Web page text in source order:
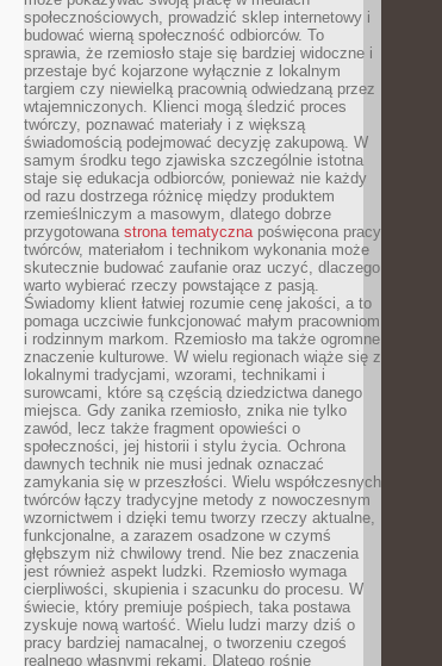
społecznościowych, prowadzić sklep internetowy i
budować wierną społeczność odbiorców. To
sprawia, że rzemiosło staje się bardziej widoczne i
przestaje być kojarzone wyłącznie z lokalnym
targiem czy niewielką pracownią odwiedzaną przez
wtajemniczonych. Klienci mogą śledzić proces
twórczy, poznawać materiały i z większą
świadomością podejmować decyzję zakupową. W
samym środku tego zjawiska szczególnie istotna
staje się edukacja odbiorców, ponieważ nie każdy
od razu dostrzega różnicę między produktem
rzemieślniczym a masowym, dlatego dobrze
przygotowana strona tematycznapoświęcona pracy
twórców, materiałom i technikom wykonania może
skutecznie budować zaufanie oraz uczyć, dlaczego
warto wybierać rzeczy powstające z pasją.
Świadomy klient łatwiej rozumie cenę jakości, a to
pomaga uczciwie funkcjonować małym pracowniom
i rodzinnym markom. Rzemiosło ma także ogromne
znaczenie kulturowe. W wielu regionach wiąże się z
lokalnymi tradycjami, wzorami, technikami i
surowcami, które są częścią dziedzictwa danego
miejsca. Gdy zanika rzemiosło, znika nie tylko
zawód, lecz także fragment opowieści o
społeczności, jej historii i stylu życia. Ochrona
dawnych technik nie musi jednak oznaczać
zamykania się w przeszłości. Wielu współczesnych
twórców łączy tradycyjne metody z nowoczesnym
wzornictwem i dzięki temu tworzy rzeczy aktualne,
funkcjonalne, a zarazem osadzone w czymś
głębszym niż chwilowy trend. Nie bez znaczenia
jest również aspekt ludzki. Rzemiosło wymaga
cierpliwości, skupienia i szacunku do procesu. W
świecie, który premiuje pośpiech, taka postawa
zyskuje nową wartość. Wielu ludzi marzy dziś o
pracy bardziej namacalnej, o tworzeniu czegoś
realnego własnymi rękami. Dlatego rośnie